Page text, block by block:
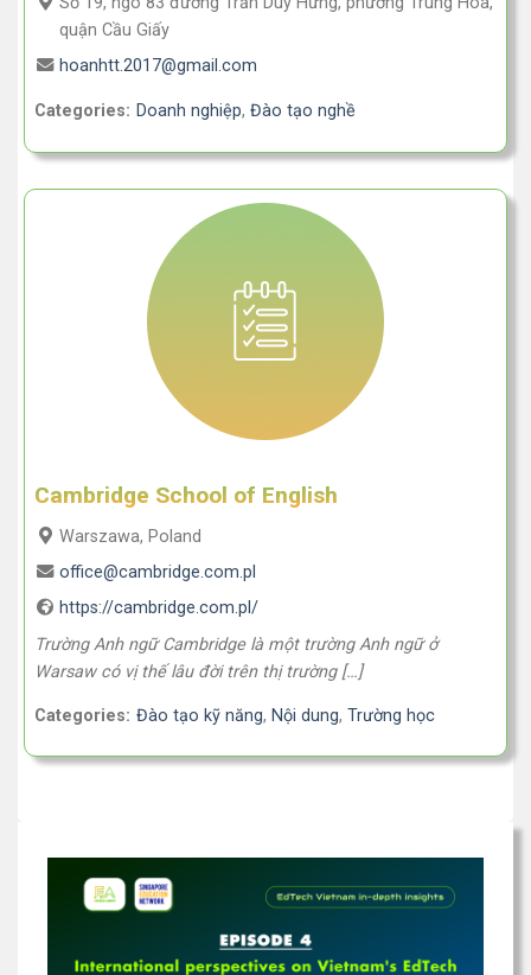
quận Cầu Giấy
hoanhtt.2017@gmail.com
Categories: Doanh nghiệp, Đào tạo nghề
Cambridge School of English
Warszawa, Poland
office@cambridge.com.pl
https://cambridge.com.pl/
Trường Anh ngữ Cambridge là một trường Anh ngữ ở
Warsaw có vị thế lâu đời trên thị trường […]
Categories: Đào tạo kỹ năng, Nội dung, Trường học